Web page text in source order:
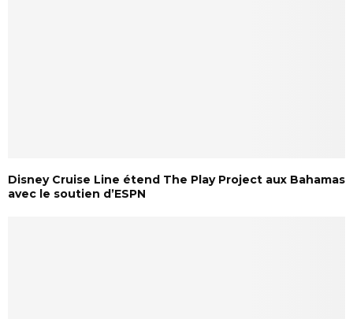
Disney Cruise Line étend The Play Project aux Bahamas
avec le soutien d’ESPN